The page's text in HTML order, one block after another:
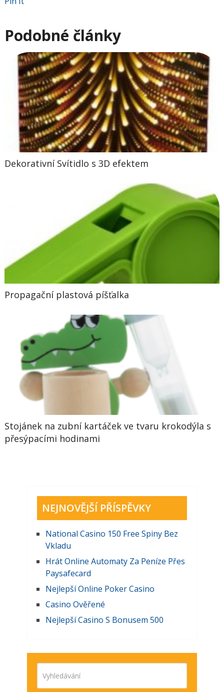
Podobné články
Dekorativní Svítidlo s 3D efektem
Propagační plastová píšťalka
Stojánek na zubní kartáček ve tvaru krokodýla s
přesýpacími hodinami
NEJNOVĚJŠÍ PŘÍSPĚVKY
National Casino 150 Free Spiny Bez
Vkladu
Hrát Online Automaty Za Peníze Přes
Paysafecard
Nejlepší Online Poker Casino
Casino Ověřené
Nejlepší Casino S Bonusem 500